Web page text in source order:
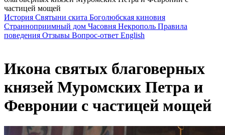
частицей мощей
История Святыни скита Боголюбская киновия
Странноприимный дом Часовня Некрополь Правила
поведения Отзывы Вопрос-ответ English
Икона святых благоверных
князей Муромских Петра и
Февронии с частицей мощей